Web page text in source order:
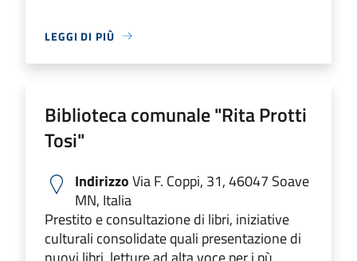
LEGGI DI PIÙ
Biblioteca comunale "Rita Protti
Tosi"
IndirizzoVia F. Coppi, 31, 46047 Soave
MN, Italia
Prestito e consultazione di libri, iniziative
culturali consolidate quali presentazione di